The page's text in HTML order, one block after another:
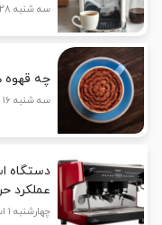
سه شنبه ۲۸ مرداد ۱۴۰۴
چه قهوه
سه شنبه ۱۶ اردیبهشت ۱۴۰۴
دستگاه
عملکرد
چهارشنبه ۱ اسفند ۱۴۰۳